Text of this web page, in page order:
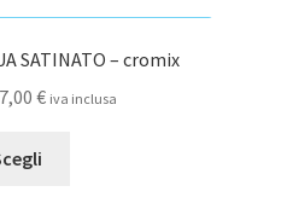
SATINATO – cromix
€Fascia
iva inclusa